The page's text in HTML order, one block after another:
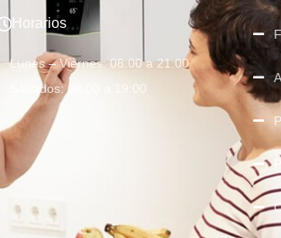
Horarios
Lunes – Viernes: 08:00 a 21:00
Sábados: 08:00 a 19:00